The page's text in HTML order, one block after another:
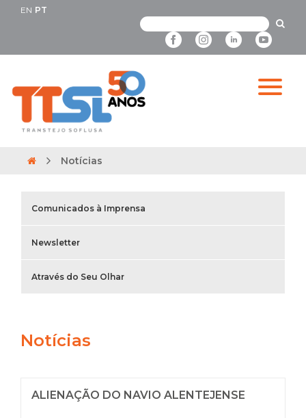
EN PT
Notícias
Comunicados à Imprensa
Newsletter
Através do Seu Olhar
Notícias
ALIENAÇÃO DO NAVIO ALENTEJENSE